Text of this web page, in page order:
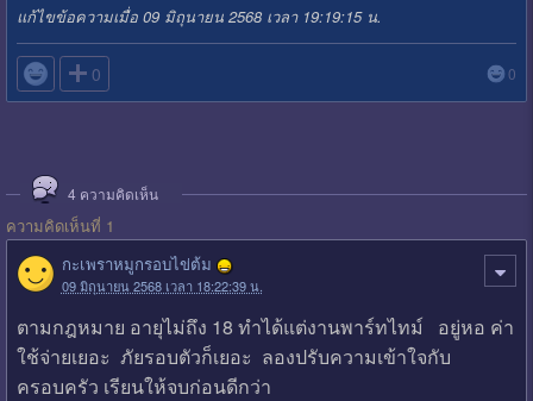
แก้ไขข้อความเมื่อ 09 มิถุนายน 2568 เวลา 19:19:15 น.
 0 0
4 ความคิดเห็น
ความคิดเห็นที่ 1
กะเพราหมูกรอบไข่ต้ม
09 มิถุนายน 2568 เวลา 18:22:39 น.
ตามกฎหมาย อายุไม่ถึง 18 ทำได้แต่งานพาร์ทไทม์ อยู่หอ ค่า
ใช้จ่ายเยอะ ภัยรอบตัวก็เยอะ ลองปรับความเข้าใจกับ
ครอบครัว เรียนให้จบก่อนดีกว่า